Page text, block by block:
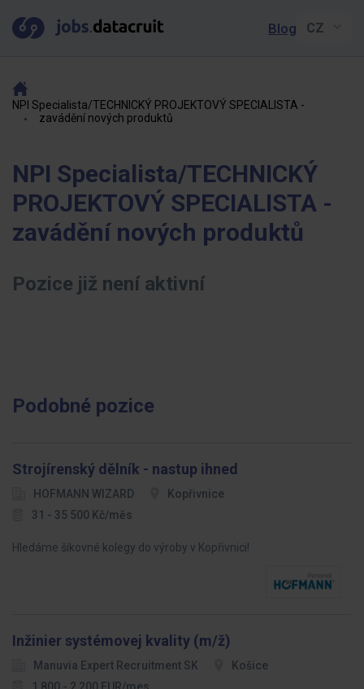
Blog
NPI Specialista/TECHNICKÝ PROJEKTOVÝ SPECIALISTA -
zavádění nových produktů
NPI Specialista/TECHNICKÝ
PROJEKTOVÝ SPECIALISTA -
zavádění nových produktů
Pozice již není aktivní
Podobné pozice
Strojírenský dělník - nastup ihned
HOFMANN WIZARD
Kopřivnice
31 - 35 500 Kč/měs
Hledáme šikovné kolegy do výroby v Kopřivnici!
Inžinier systémovej kvality (m/ž)
Manuvia Expert Recruitment SK
Košice